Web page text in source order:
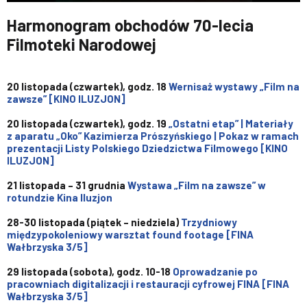
Harmonogram obchodów 70-lecia
Filmoteki Narodowej
20 listopada (czwartek), godz. 18 Wernisaż wystawy „Film na
zawsze” [KINO ILUZJON]
20 listopada (czwartek), godz. 19 „Ostatni etap” | Materiały
z aparatu „Oko” Kazimierza Prószyńskiego | Pokaz w ramach
prezentacji Listy Polskiego Dziedzictwa Filmowego [KINO
ILUZJON]
21 listopada – 31 grudnia Wystawa „Film na zawsze” w
rotundzie Kina Iluzjon
28-30 listopada (piątek – niedziela) Trzydniowy
międzypokoleniowy warsztat found footage [FINA
Wałbrzyska 3/5]
29 listopada (sobota), godz. 10-18 Oprowadzanie po
pracowniach digitalizacji i restauracji cyfrowej FINA [FINA
Wałbrzyska 3/5]